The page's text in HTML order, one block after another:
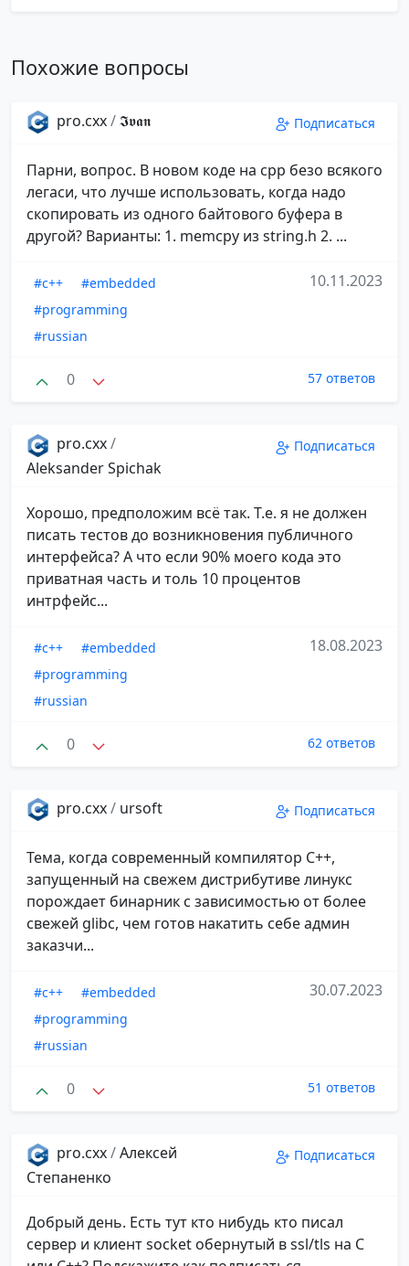
Похожие вопросы
pro.cxx/𝕴𝖛𝖆𝖓 Подписаться
Парни, вопрос. В новом коде на cpp безо всякого
легаси, что лучше использовать, когда надо
скопировать из одного байтового буфера в
другой? Варианты: 1. memcpy из string.h 2. ...
#c++
#embedded
#programming
#russian
10.11.2023
0 57 ответов
pro.cxx/
Aleksander Spichak
Подписаться
Хорошо, предположим всё так. Т.е. я не должен
писать тестов до возникновения публичного
интерфейса? А что если 90% моего кода это
приватная часть и толь 10 процентов
интрфейс...
#c++
#embedded
#programming
#russian
18.08.2023
0 62 ответов
pro.cxx/ ursoft Подписаться
Тема, когда современный компилятор С++,
запущенный на свежем дистрибутиве линукс
порождает бинарник с зависимостью от более
свежей glibc, чем готов накатить себе админ
заказчи...
#c++
#embedded
#programming
#russian
30.07.2023
0 51 ответов
pro.cxx/Алексей
Степаненко
Подписаться
Добрый день. Есть тут кто нибудь кто писал
сервер и клиент socket обернутый в ssl/tls на C